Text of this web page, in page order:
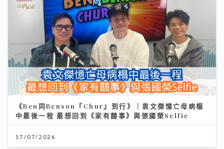
《Ben同Benson『Chur』到行》｜袁文傑憶亡母病榻
中最後一程 最想回到《家有囍事》與張國榮Selfie
17/07/2026